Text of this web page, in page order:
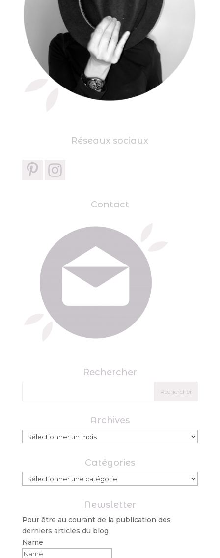
Réseaux sociaux
Contact
Rechercher
Archives
Archives
Catégories
Catégories
Newsletter
Pour être au courant de la publication des
derniers articles du blog
Name